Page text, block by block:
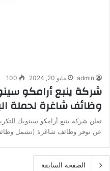
admin مايو 20, 2024 100
شركة ينبع أرامكو
وظائف شاغرة لحملة
تعلن شركة ينبع أرامكو سينوبك
عن توفر وظائف شاغرة (تشمل
الصفحة السابقة